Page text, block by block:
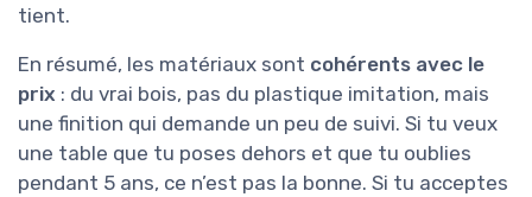
tient.
En résumé, les matériaux sont cohérents avec le
prix : du vrai bois, pas du plastique imitation, mais
une finition qui demande un peu de suivi. Si tu veux
une table que tu poses dehors et que tu oublies
pendant 5 ans, ce n’est pas la bonne. Si tu acceptes